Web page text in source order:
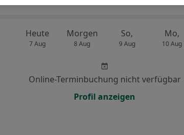
Heute
7 Aug
Morgen
8 Aug
So,
9 Aug
Mo,
10 Aug
Online-Terminbuchung nicht verfügbar
Profil anzeigen